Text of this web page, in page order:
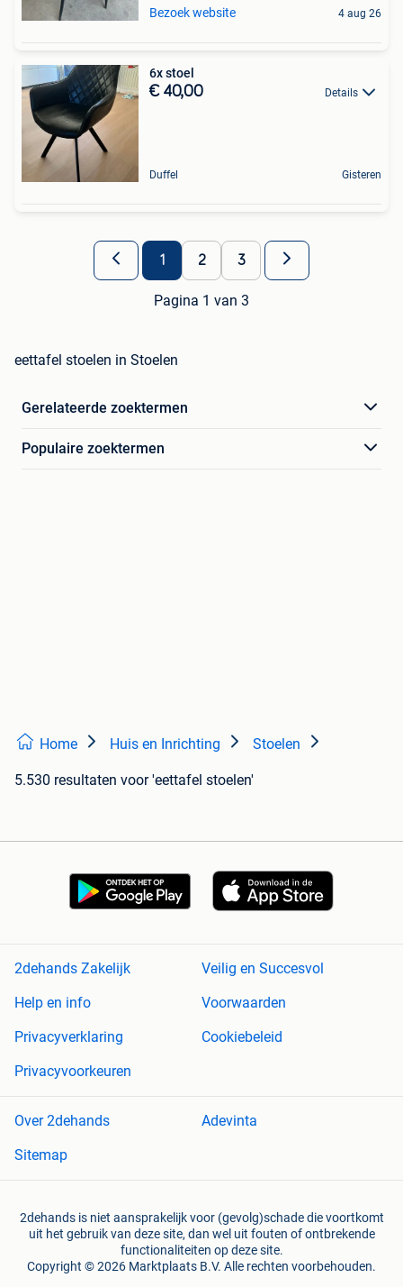
Bezoek website 4 aug 26
6x stoel
€ 40,00 Details
Duffel Gisteren
1 2 3
Pagina 1 van 3
eettafel stoelen in Stoelen
Gerelateerde zoektermen
Populaire zoektermen
Home Huis en Inrichting Stoelen
5.530 resultaten voor 'eettafel stoelen'
2dehands Zakelijk
Veilig en Succesvol
Help en info
Voorwaarden
Privacyverklaring
Cookiebeleid
Privacyvoorkeuren
Over 2dehands
Adevinta
Sitemap
2dehands is niet aansprakelijk voor (gevolg)schade die voortkomt
uit het gebruik van deze site, dan wel uit fouten of ontbrekende
functionaliteiten op deze site.
Copyright © 2026 Marktplaats B.V. Alle rechten voorbehouden.